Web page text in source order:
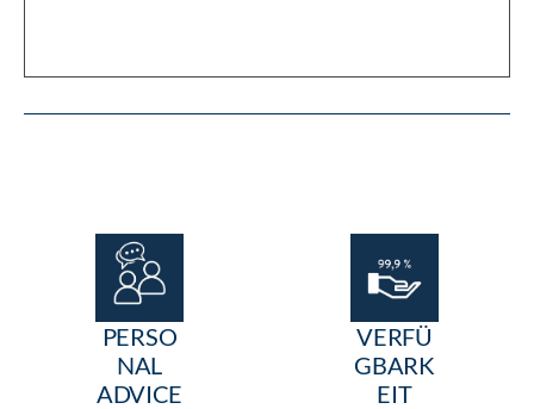
PERSO
NAL
ADVICE
VERFÜ
GBARK
EIT